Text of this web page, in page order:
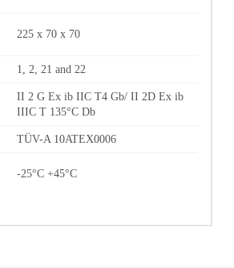
225 x 70 x 70
1, 2, 21 and 22
II 2 G Ex ib IIC T4 Gb/ II 2D Ex ib
IIIC T 135°C Db
TÜV-A 10ATEX0006
-25°C +45°C